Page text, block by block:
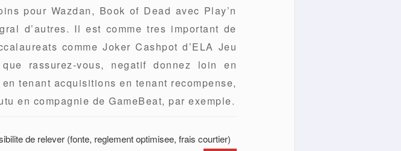
pour Wazdan, Book of Dead avec Play’n
d’autres. Il est comme tres important de
comme Joker Cashpot d’ELA Jeu
rassurez-vous, negatif donnez loin en
tenant acquisitions en tenant recompense,
en compagnie de GameBeat, par exemple.
de relever (fonte, reglement optimisee, frais courtier)